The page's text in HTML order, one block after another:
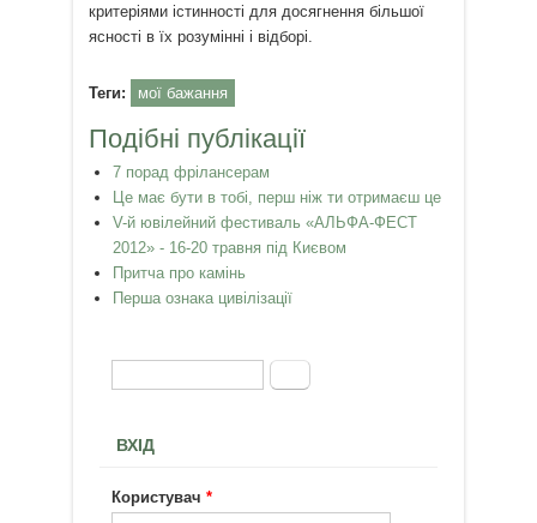
критеріями істинності для досягнення більшої
ясності в їх розумінні і відборі.
Теги: мої бажання
Подібні публікації
7 порад фрілансерам
Це має бути в тобі, перш ніж ти отримаєш це
V-й ювілейний фестиваль «АЛЬФА-ФЕСТ
2012» - 16-20 травня під Києвом
Притча про камінь
Перша ознака цивілізації
Пошукова форма
Пошук
ВХІД
Користувач*